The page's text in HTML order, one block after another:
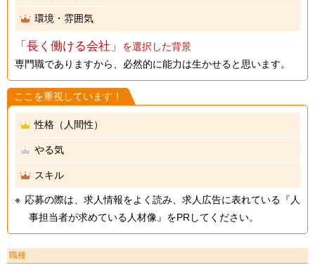
環境・雰囲気
「長く働ける会社」
を選択した背景
専門職でありますから、必然的に能力は生かせると思います。
ここを重視しています！
性格（人間性）
やる気
スキル
応募の際は、求人情報をよく読み、求人広告に表れている『人
事担当者が求めている人材像』をPRしてください。
職種